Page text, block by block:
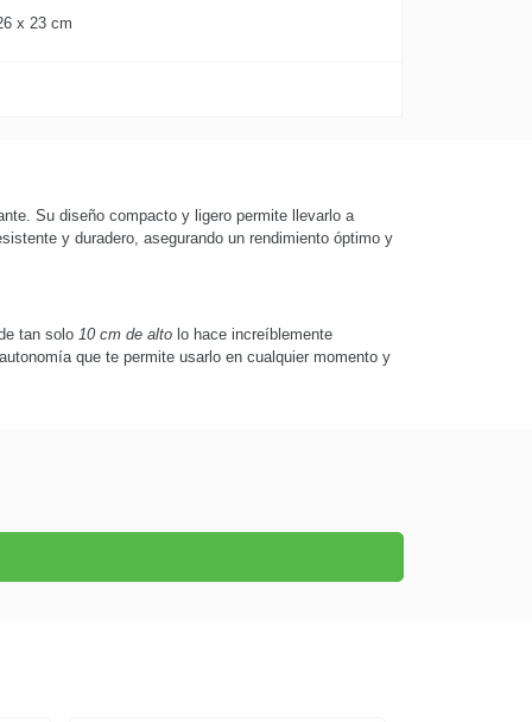
x 23 cm
Su diseño compacto y ligero permite llevarlo a
y duradero, asegurando un rendimiento óptimo y
tan solo 10 cm de altolo hace increíblemente
que te permite usarlo en cualquier momento y